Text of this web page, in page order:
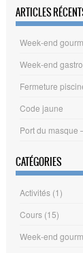
ARTICLES
Week-end
Week-end
Fermeture
Code jaune
Port du masque
CATÉGORIES
Activités (1)
Cours (15)
Week-end